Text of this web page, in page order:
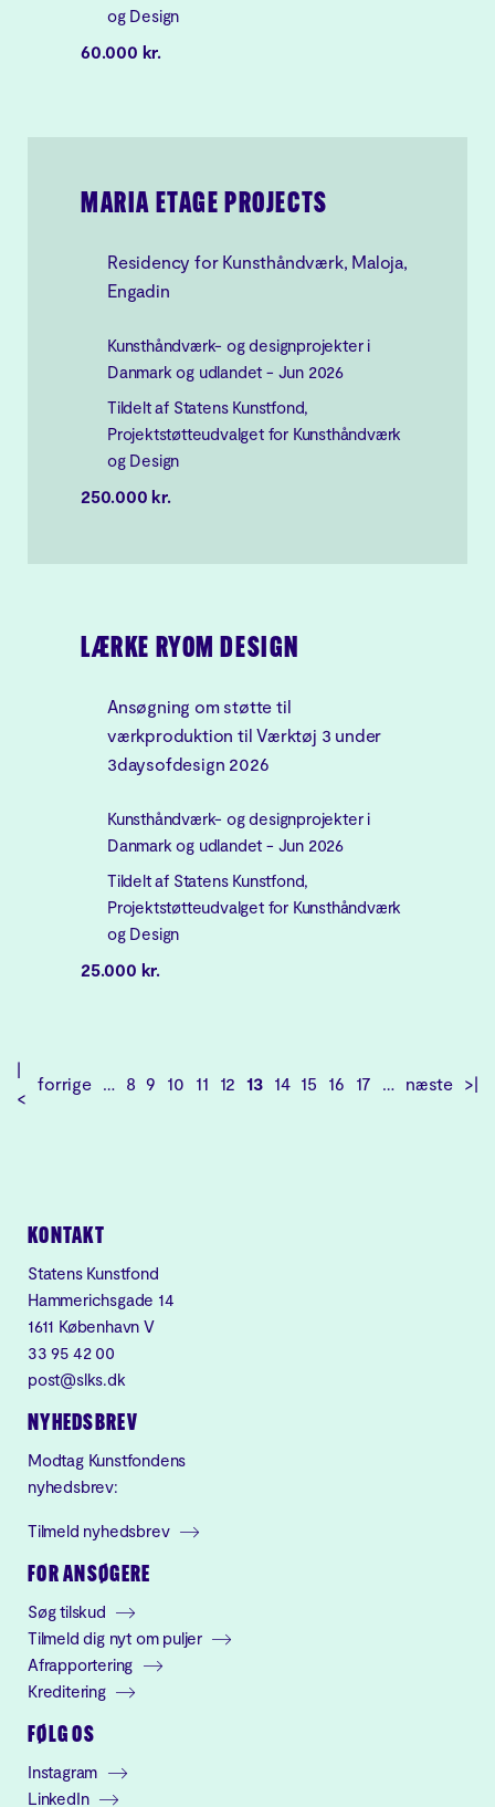
og Design
60.000 kr.
MARIA ETAGE PROJECTS
Residency for Kunsthåndværk, Maloja,
Engadin
Kunsthåndværk- og designprojekter i
Danmark og udlandet - Jun 2026
Tildelt af Statens Kunstfond,
Projektstøtteudvalget for Kunsthåndværk
og Design
250.000 kr.
LÆRKE RYOM DESIGN
Ansøgning om støtte til
værkproduktion til Værktøj 3 under
3daysofdesign 2026
Kunsthåndværk- og designprojekter i
Danmark og udlandet - Jun 2026
Tildelt af Statens Kunstfond,
Projektstøtteudvalget for Kunsthåndværk
og Design
25.000 kr.
|
<
forrige … 8 9 10 11 12 13 14 15 16 17 … næste >|
KONTAKT
Statens Kunstfond
Hammerichsgade 14
1611 København V
33 95 42 00
post@slks.dk
NYHEDSBREV
Modtag Kunstfondens
nyhedsbrev:
Tilmeld nyhedsbrev
FOR ANSØGERE
Søg tilskud
Tilmeld dig nyt om puljer
Afrapportering
Kreditering
FØLG OS
Instagram
LinkedIn